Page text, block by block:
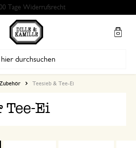
Abholung in unseren Geschäften*
Teesieb & Tee-Ei
Tee-Ei